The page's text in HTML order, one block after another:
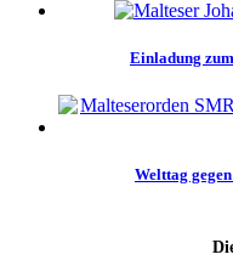
Einladung
Welttag